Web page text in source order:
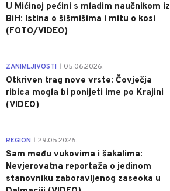
U Mićinoj pećini s mladim naučnikom iz
BiH: Istina o šišmišima i mitu o kosi
(FOTO/VIDEO)
ZANIMLJIVOSTI 05.06.2026.
Otkriven trag nove vrste: Čovječja
ribica mogla bi ponijeti ime po Krajini
(VIDEO)
REGION 29.05.2026.
Sam među vukovima i šakalima:
Nevjerovatna reportaža o jedinom
stanovniku zaboravljenog zaseoka u